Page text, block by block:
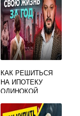
КАК РЕШИТЬСЯ
НА ИПОТЕКУ
ОДИНОКОЙ